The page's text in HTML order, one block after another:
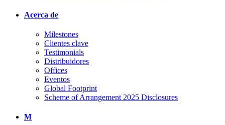
Acerca de
Milestones
Clientes clave
Testimonials
Distribuidores
Offices
Eventos
Global Footprint
Scheme of Arrangement 2025 Disclosures
M